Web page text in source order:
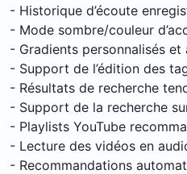
- Historique d’écoute
- Mode sombre/couleur
- Gradients personnalisés
- Support de l’édition des
- Résultats de recherche
- Support de la recherche
- Playlists YouTube
- Lecture des vidéos en
- Recommandations